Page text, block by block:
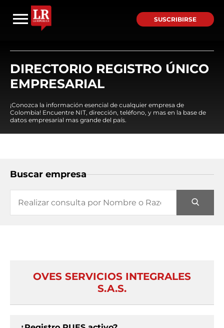
SUSCRIBIRSE
DIRECTORIO REGISTRO ÚNICO
EMPRESARIAL
¡Conozca la información esencial de cualquier empresa de
Colombia! Encuentre NIT, dirección, teléfono, y mas en la base de
datos empresarial mas grande del país.
Buscar empresa
OVES SERVICIOS INTEGRALES
S.A.S.